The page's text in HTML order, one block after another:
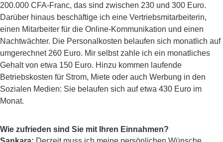
200.000 CFA-Franc, das sind zwischen 230 und 300 Euro.
Darüber hinaus beschäftige ich eine Vertriebsmitarbeiterin,
einen Mitarbeiter für die Online-Kommunikation und einen
Nachtwächter. Die Personalkosten belaufen sich monatlich auf
umgerechnet 260 Euro. Mir selbst zahle ich ein monatliches
Gehalt von etwa 150 Euro. Hinzu kommen laufende
Betriebskosten für Strom, Miete oder auch Werbung in den
Sozialen Medien: Sie belaufen sich auf etwa 430 Euro im
Monat.
Wie zufrieden sind Sie mit Ihren Einnahmen?